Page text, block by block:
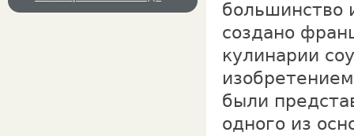
большинство
создано
кулинарии
были
одного из